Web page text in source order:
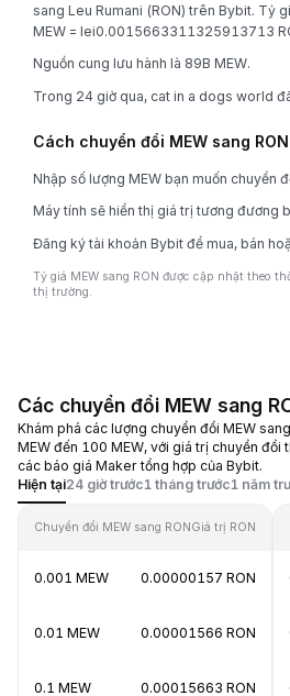
sang Leu Rumani (RON) trên Bybit. Tỷ
MEW = lei0.0015663311325913713
Nguồn cung lưu hành là 89B MEW.
Trong 24 giờ qua, cat in a dogs world
Cách chuyển đổi MEW sang RON
Nhập số lượng MEW bạn muốn chuyển
Máy tính sẽ hiển thị giá trị tương đương
Đăng ký tài khoản Bybit để mua, bán
Tỷ giá MEW sang RON được cập nhật theo
thị trường.
Các chuyển đổi MEW sang
Khám phá các lượng chuyển đổi MEW
MEW đến 100 MEW, với giá trị chuyển
các báo giá Maker tổng hợp của Bybit.
Hiện tại24 giờ trước1 tháng trước1 năm
Chuyển đổi MEW sang RONGiá trị RON
0.001 MEW 0.00000157 RON
0.01 MEW 0.00001566 RON
0.1 MEW 0.00015663 RON